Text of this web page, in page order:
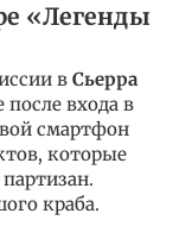
«Легенды
в Сьерра
после входа в
смартфон
которые
краба.